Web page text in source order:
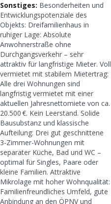
Sonstiges: Besonderheiten und
Entwicklungspotenziale des
Objekts: Dreifamilienhaus in
ruhiger Lage: Absolute
Anwohnerstraße ohne
Durchgangsverkehr – sehr
attraktiv für langfristige Mieter. Voll
vermietet mit stabilem Mietertrag:
Alle drei Wohnungen sind
langfristig vermietet mit einer
aktuellen Jahresnettomiete von ca.
20.500 €. Kein Leerstand. Solide
Bausubstanz und klassische
Aufteilung: Drei gut geschnittene
3-Zimmer-Wohnungen mit
separater Küche, Bad und WC –
optimal für Singles, Paare oder
kleine Familien. Attraktive
Mikrolage mit hoher Wohnqualität:
Familienfreundliches Umfeld, gute
Anbindung an den ÖPNV und